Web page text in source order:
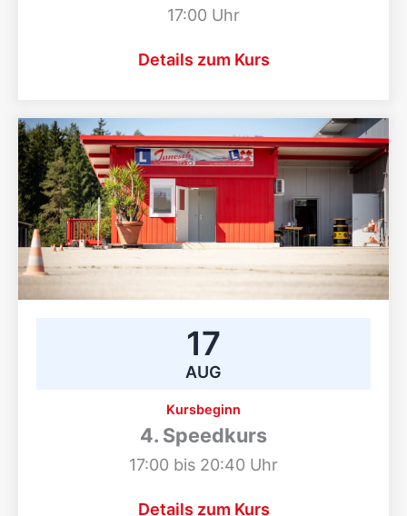
17:00 Uhr
Details zum Kurs
17
AUG
Kursbeginn
4. Speedkurs
17:00 bis 20:40 Uhr
Details zum Kurs